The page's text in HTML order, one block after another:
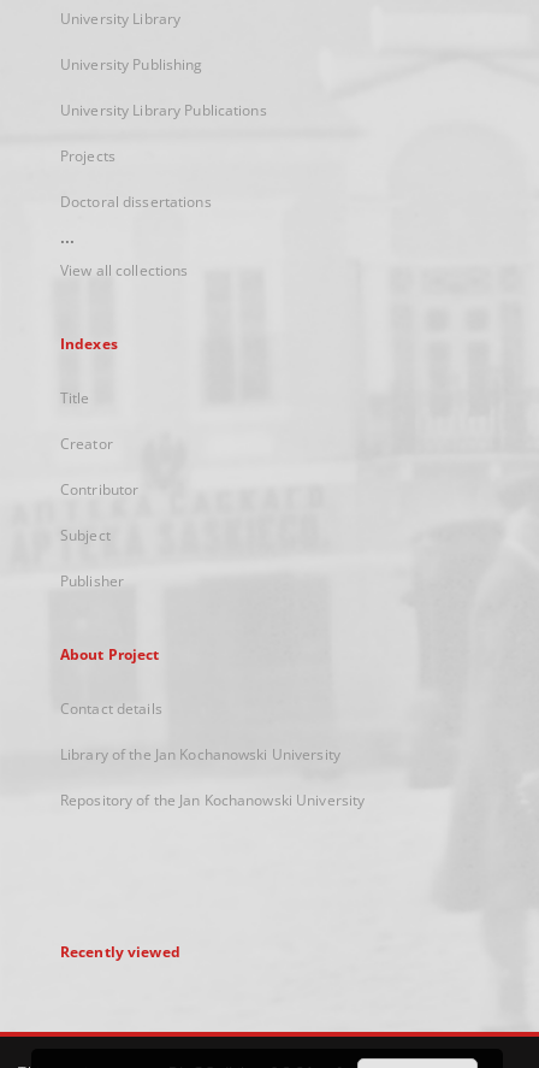
University Library
University Publishing
University Library Publications
Projects
Doctoral dissertations
...
View all collections
Indexes
Title
Creator
Contributor
Subject
Publisher
About Project
Contact details
Library of the Jan Kochanowski University
Repository of the Jan Kochanowski University
Recently viewed